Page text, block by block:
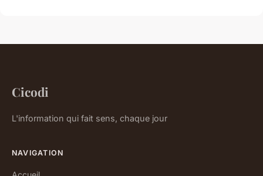
Cicodi
L'information qui fait sens, chaque jour
NAVIGATION